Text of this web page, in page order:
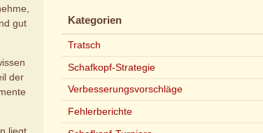
gut
der
Kategorien
Tratsch
Schafkopf-Strategie
Verbesserungsvorschläge
Fehlerberichte